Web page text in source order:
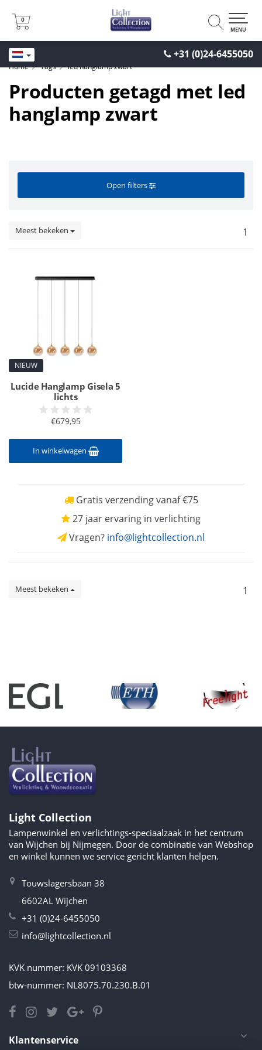
+31 (0)24-6455050
0
0
MENU
Home Tags led hanglamp zwart
Producten getagd met led
hanglamp zwart
Open filters
Meest bekeken 1
NIEUW
Lucide Hanglamp Gisela 5
lichts
€679,95
In winkelwagen
Gratis verzending vanaf €75
27 jaar ervaring in verlichting
Vragen? info@lightcollection.nl
Meest bekeken 1
Light Collection
Lampenwinkel en verlichtings-speciaalzaak in het centrum
van Wijchen bij Nijmegen. Door de combinatie van Webshop
en winkel kunnen we service gericht klanten helpen.
Touwslagersbaan 38
6602AL Wijchen
+31 (0)24-6455050
info@lightcollection.nl
KVK nummer: KVK 09103368
btw-nummer: NL8075.70.230.B.01
Klantenservice